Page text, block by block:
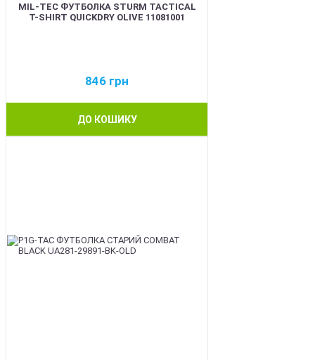
MIL-TEC ФУТБОЛКА STURM TACTICAL
T-SHIRT QUICKDRY OLIVE 11081001
846 грн
ДО КОШИКУ